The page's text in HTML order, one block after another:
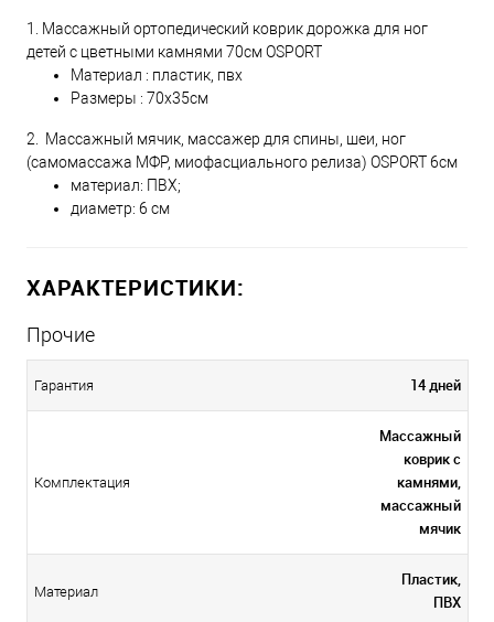
1. Массажный ортопедический коврик дорожка для ног
детей с цветными камнями 70см OSPORT
Материал : пластик, пвх
Размеры : 70х35см
2. Массажный мячик, массажер для спины, шеи, ног
(самомассажа МФР, миофасциального релиза) OSPORT 6см
материал: ПВХ;
диаметр: 6 см
ХАРАКТЕРИСТИКИ:
Прочие
Гарантия 14 дней
Комплектация
Массажный
коврик с
камнями,
массажный
мячик
Материал
Пластик,
ПВХ